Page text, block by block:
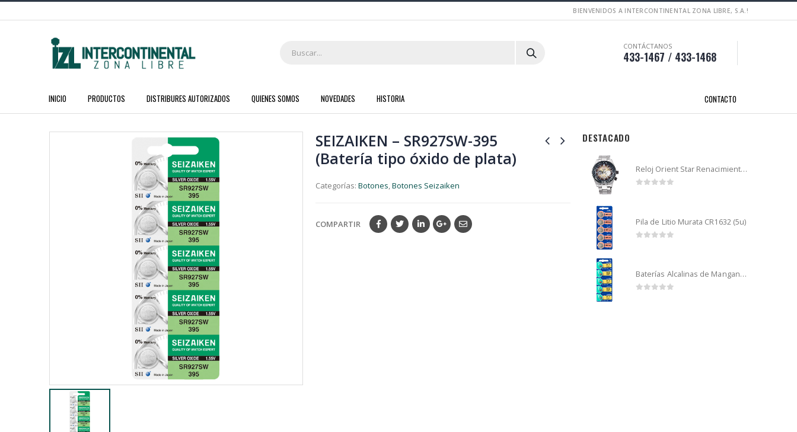
BIENVENIDOS A INTERCONTINENTAL ZONA LIBRE, S.A.!
CONTÁCTANOS
433-1467 / 433-1468
INICIO PRODUCTOS DISTRIBURES AUTORIZADOS QUIENES SOMOS NOVEDADES HISTORIA CONTACTO
SEIZAIKEN – SR927SW-395
(Batería tipo óxido de plata)
Categorías: Botones,Botones Seizaiken
COMPARTIR
DESTACADO
Reloj Orient Star Renacimiento mecánico - Retro Future Guitar - RA-AR0303G
Pila de Litio Murata CR1632 (5u)
Baterías Alcalinas de Manganeso Murata 192 (5u)